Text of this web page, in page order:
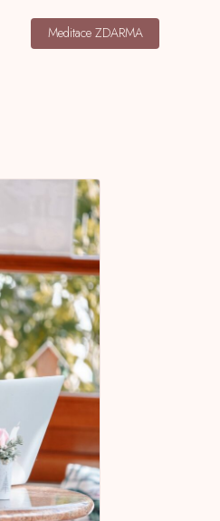
Meditace ZDARMA